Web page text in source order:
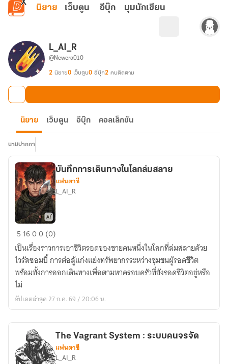
ข้ามไปยังเนื้อหาหลัก
นิยาย เว็บตูน อีบุ๊ก มุมนักเขียน
L_AI_R
@Newera010
2 นิยาย0 เว็บตูน0 อีบุ๊ก2 คนติดตาม
นิยาย เว็บตูน อีบุ๊ก คอลเล็กชัน
นามปากกา
บันทึก
การ
เดิน
ทางใน
โลก
ล่ม
สลาย
บันทึกการเดินทางในโลกล่มสลาย
แฟนตาซี
L_AI_R
5 1600 (0)
เป็นเรื่องราวการเอาชีวิตรอดของชายคนหนึ่งในโลกที่ล่มสลายด้วย
ไวรัสซอมบี้ การต่อสู้แก่งแย่งทรัพยากรระหว่างชุมชนผู้รอดชีวิต
พร้อมทั้งการออกเดินทางเพื่อตามหาครอบครัวที่ยังรอดชีวิตอยู่หรือ
ไม่
อัปเดตล่าสุด 27 ก.ค. 69 / 20:06 น.
The Vagrant System : ระบบคนจรจัด
แฟนตาซี
L_AI_R